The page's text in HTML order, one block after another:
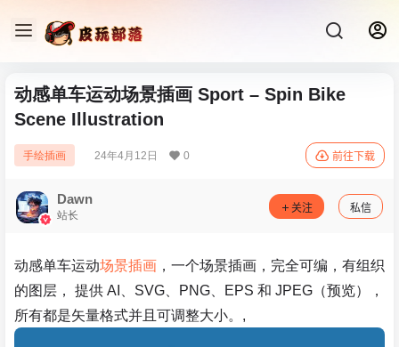
动感单车运动场景插画 Sport – Spin Bike
Scene Illustration
手绘插画 24年4月12日 0 前往下载
Dawn
站长
关注 私信
动感单车运动场景插画 ，一个场景插画，完全可编，有组织
的图层， 提供 AI、SVG、PNG、EPS 和 JPEG（预览），
所有都是矢量格式并且可调整大小。,